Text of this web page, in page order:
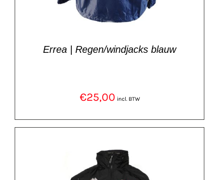
Errea | Regen/windjacks blauw
€25,00 incl. BTW